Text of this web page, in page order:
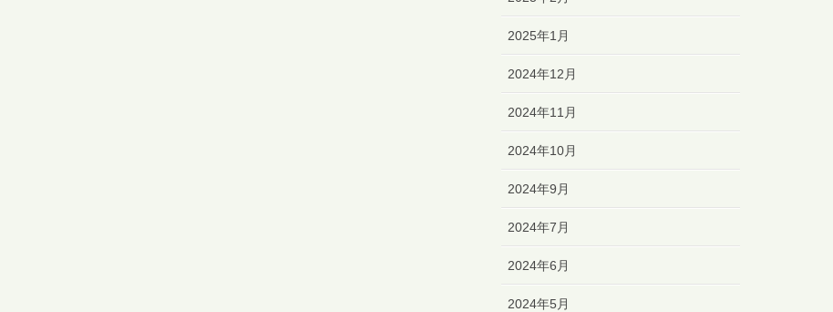
2025年1月
2024年12月
2024年11月
2024年10月
2024年9月
2024年7月
2024年6月
2024年5月